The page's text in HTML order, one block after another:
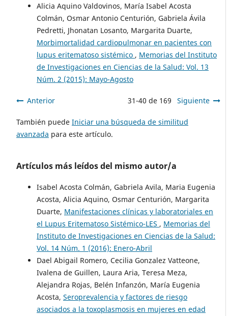
Alicia Aquino Valdovinos, María Isabel Acosta
Colmán, Osmar Antonio Centurión, Gabriela Ávila
Pedretti, Jhonatan Losanto, Margarita Duarte,
Morbimortalidad cardiopulmonar en pacientes con
lupus eritematoso sistémico , Memorias del Instituto
de Investigaciones en Ciencias de la Salud: Vol. 13
Núm. 2 (2015): Mayo-Agosto
Anterior 31-40 de 169 Siguiente
También puede Iniciar una búsqueda de similitud
avanzada para este artículo.
Artículos más leídos del mismo autor/a
Isabel Acosta Colmán, Gabriela Avila, Maria Eugenia
Acosta, Alicia Aquino, Osmar Centurión, Margarita
Duarte, Manifestaciones clínicas y laboratoriales en
el Lupus Eritematoso Sistémico-LES , Memorias del
Instituto de Investigaciones en Ciencias de la Salud:
Vol. 14 Núm. 1 (2016): Enero-Abril
Dael Abigail Romero, Cecilia Gonzalez Vatteone,
Ivalena de Guillen, Laura Aria, Teresa Meza,
Alejandra Rojas, Belén Infanzón, María Eugenia
Acosta, Seroprevalencia y factores de riesgo
asociados a la toxoplasmosis en mujeres en edad